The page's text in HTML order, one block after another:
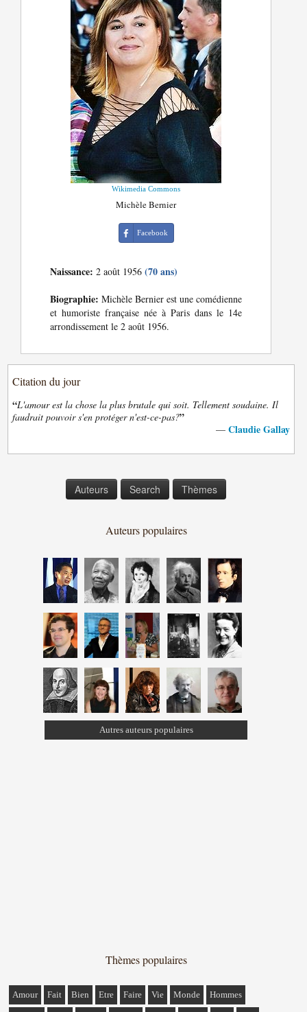
Wikimedia Commons
Michèle Bernier
Facebook
Naissance: 2 août 1956(70 ans)
Biographie: Michèle Bernier est une comédienne
et humoriste française née à Paris dans le 14e
arrondissement le 2 août 1956.
Citation du jour
“L'amour est la chose la plus brutale qui soit. Tellement soudaine. Il
faudrait pouvoir s'en protéger n'est-ce-pas?”
— Claudie Gallay
Auteurs Search Thèmes
Auteurs populaires
Autres auteurs populaires
Thèmes populaires
Amour Fait Bien Etre Faire Vie Monde Hommes